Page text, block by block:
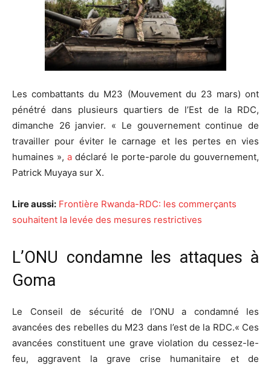
Les combattants du M23 (Mouvement du 23 mars) ont
pénétré dans plusieurs quartiers de l’Est de la RDC,
dimanche 26 janvier. « Le gouvernement continue de
travailler pour éviter le carnage et les pertes en vies
humaines »,a déclaré le porte-parole du gouvernement,
Patrick Muyaya sur X.
Lire aussi: Frontière Rwanda-RDC: les commerçants
souhaitent la levée des mesures restrictives
L’ONU condamne les attaques à
Goma
Le Conseil de sécurité de l’ONU a condamné les
avancées des rebelles du M23 dans l’est de la RDC.« Ces
avancées constituent une grave violation du cessez-le-
feu, aggravent la grave crise humanitaire et de